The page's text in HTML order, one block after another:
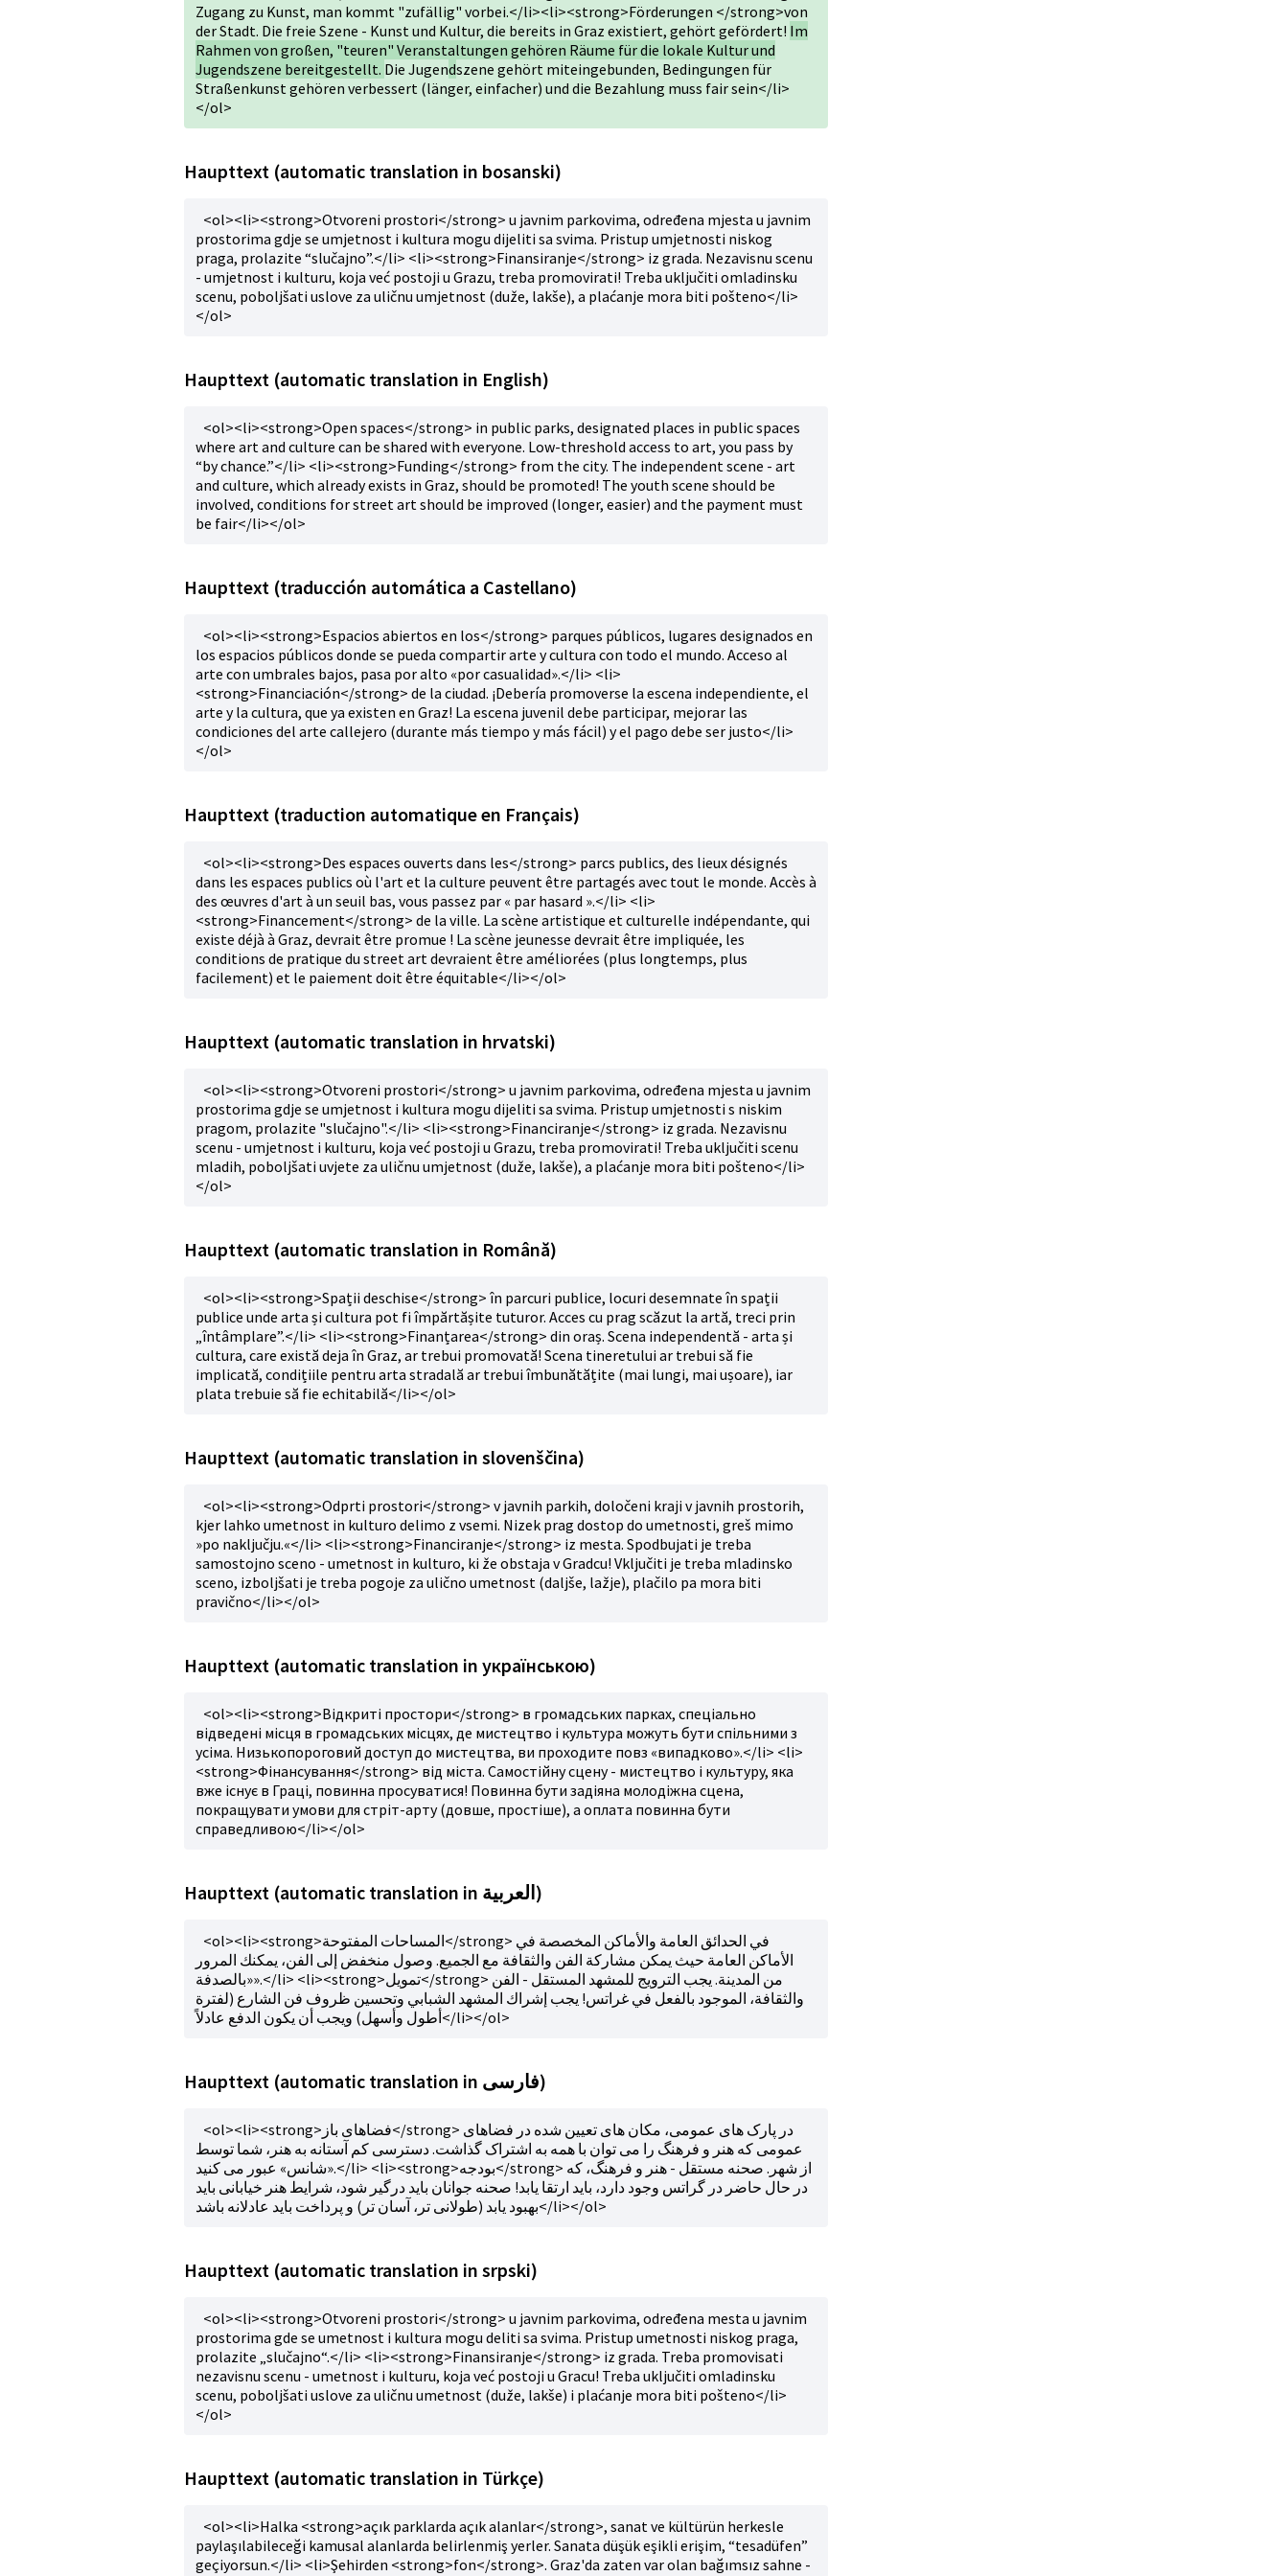
Zugang zu Kunst, man kommt "zufällig" vorbei.</li><li><strong>Förderungen </strong>von
der Stadt. Die freie Szene - Kunst und Kultur, die bereits in Graz existiert, gehört gefördert! Im
Rahmen von großen, "teuren" Veranstaltungen gehören Räume für die lokale Kultur und
Jugendszene bereitgestellt. Die Jugendszene gehört miteingebunden, Bedingungen für
Straßenkunst gehören verbessert (länger, einfacher) und die Bezahlung muss fair sein</li>
</ol>
Haupttext (automatic translation in bosanski)
<ol><li><strong>Otvoreni prostori</strong> u javnim parkovima, određena mjesta u javnim
prostorima gdje se umjetnost i kultura mogu dijeliti sa svima. Pristup umjetnosti niskog
praga, prolazite “slučajno”.</li> <li><strong>Finansiranje</strong> iz grada. Nezavisnu scenu
- umjetnost i kulturu, koja već postoji u Grazu, treba promovirati! Treba uključiti omladinsku
scenu, poboljšati uslove za uličnu umjetnost (duže, lakše), a plaćanje mora biti pošteno</li>
</ol>
Haupttext (automatic translation in English)
<ol><li><strong>Open spaces</strong> in public parks, designated places in public spaces
where art and culture can be shared with everyone. Low-threshold access to art, you pass by
“by chance.”</li> <li><strong>Funding</strong> from the city. The independent scene - art
and culture, which already exists in Graz, should be promoted! The youth scene should be
involved, conditions for street art should be improved (longer, easier) and the payment must
be fair</li></ol>
Haupttext (traducción automática a Castellano)
<ol><li><strong>Espacios abiertos en los</strong> parques públicos, lugares designados en
los espacios públicos donde se pueda compartir arte y cultura con todo el mundo. Acceso al
arte con umbrales bajos, pasa por alto «por casualidad».</li> <li>
<strong>Financiación</strong> de la ciudad. ¡Debería promoverse la escena independiente, el
arte y la cultura, que ya existen en Graz! La escena juvenil debe participar, mejorar las
condiciones del arte callejero (durante más tiempo y más fácil) y el pago debe ser justo</li>
</ol>
Haupttext (traduction automatique en Français)
<ol><li><strong>Des espaces ouverts dans les</strong> parcs publics, des lieux désignés
dans les espaces publics où l'art et la culture peuvent être partagés avec tout le monde. Accès à
des œuvres d'art à un seuil bas, vous passez par « par hasard ».</li> <li>
<strong>Financement</strong> de la ville. La scène artistique et culturelle indépendante, qui
existe déjà à Graz, devrait être promue ! La scène jeunesse devrait être impliquée, les
conditions de pratique du street art devraient être améliorées (plus longtemps, plus
facilement) et le paiement doit être équitable</li></ol>
Haupttext (automatic translation in hrvatski)
<ol><li><strong>Otvoreni prostori</strong> u javnim parkovima, određena mjesta u javnim
prostorima gdje se umjetnost i kultura mogu dijeliti sa svima. Pristup umjetnosti s niskim
pragom, prolazite "slučajno".</li> <li><strong>Financiranje</strong> iz grada. Nezavisnu
scenu - umjetnost i kulturu, koja već postoji u Grazu, treba promovirati! Treba uključiti scenu
mladih, poboljšati uvjete za uličnu umjetnost (duže, lakše), a plaćanje mora biti pošteno</li>
</ol>
Haupttext (automatic translation in Română)
<ol><li><strong>Spații deschise</strong> în parcuri publice, locuri desemnate în spații
publice unde arta și cultura pot fi împărtășite tuturor. Acces cu prag scăzut la artă, treci prin
„întâmplare”.</li> <li><strong>Finanțarea</strong> din oraș. Scena independentă - arta și
cultura, care există deja în Graz, ar trebui promovată! Scena tineretului ar trebui să fie
implicată, condițiile pentru arta stradală ar trebui îmbunătățite (mai lungi, mai ușoare), iar
plata trebuie să fie echitabilă</li></ol>
Haupttext (automatic translation in slovenščina)
<ol><li><strong>Odprti prostori</strong> v javnih parkih, določeni kraji v javnih prostorih,
kjer lahko umetnost in kulturo delimo z vsemi. Nizek prag dostop do umetnosti, greš mimo
»po naključju.«</li> <li><strong>Financiranje</strong> iz mesta. Spodbujati je treba
samostojno sceno - umetnost in kulturo, ki že obstaja v Gradcu! Vključiti je treba mladinsko
sceno, izboljšati je treba pogoje za ulično umetnost (daljše, lažje), plačilo pa mora biti
pravično</li></ol>
Haupttext (automatic translation in українською)
<ol><li><strong>Відкриті простори</strong> в громадських парках, спеціально
відведені місця в громадських місцях, де мистецтво і культура можуть бути спільними з
усіма. Низькопороговий доступ до мистецтва, ви проходите повз «випадково».</li> <li>
<strong>Фінансування</strong> від міста. Самостійну сцену - мистецтво і культуру, яка
вже існує в Граці, повинна просуватися! Повинна бути задіяна молодіжна сцена,
покращувати умови для стріт-арту (довше, простіше), а оплата повинна бути
справедливою</li></ol>
Haupttext (automatic translation in العربية)
<ol><li><strong>المساحات المفتوحة</strong> في الحدائق العامة والأماكن المخصصة في
الأماكن العامة حيث يمكن مشاركة الفن والثقافة مع الجميع. وصول منخفض إلى الفن، يمكنك المرور
«بالصدفة».</li> <li><strong>تمويل</strong> من المدينة. يجب الترويج للمشهد المستقل - الفن
والثقافة، الموجود بالفعل في غراتس! يجب إشراك المشهد الشبابي وتحسين ظروف فن الشارع (لفترة
أطول وأسهل) ويجب أن يكون الدفع عادلاً</li></ol>
Haupttext (automatic translation in فارسی)
<ol><li><strong>فضاهای باز</strong> در پارک های عمومی، مکان های تعیین شده در فضاهای
عمومی که هنر و فرهنگ را می توان با همه به اشتراک گذاشت. دسترسی کم آستانه به هنر، شما توسط
«شانس» عبور می کنید.</li> <li><strong>بودجه</strong> از شهر. صحنه مستقل - هنر و فرهنگ، که
در حال حاضر در گراتس وجود دارد، باید ارتقا یابد! صحنه جوانان باید درگیر شود، شرایط هنر خیابانی باید
بهبود یابد (طولانی تر، آسان تر) و پرداخت باید عادلانه باشد</li></ol>
Haupttext (automatic translation in srpski)
<ol><li><strong>Otvoreni prostori</strong> u javnim parkovima, određena mesta u javnim
prostorima gde se umetnost i kultura mogu deliti sa svima. Pristup umetnosti niskog praga,
prolazite „slučajno“.</li> <li><strong>Finansiranje</strong> iz grada. Treba promovisati
nezavisnu scenu - umetnost i kulturu, koja već postoji u Gracu! Treba uključiti omladinsku
scenu, poboljšati uslove za uličnu umetnost (duže, lakše) i plaćanje mora biti pošteno</li>
</ol>
Haupttext (automatic translation in Türkçe)
<ol><li>Halka <strong>açık parklarda açık alanlar</strong>, sanat ve kültürün herkesle
paylaşılabileceği kamusal alanlarda belirlenmiş yerler. Sanata düşük eşikli erişim, “tesadüfen”
geçiyorsun.</li> <li>Şehirden <strong>fon</strong>. Graz'da zaten var olan bağımsız sahne -